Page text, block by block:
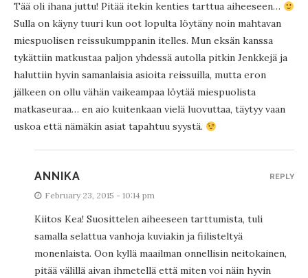
Tää oli ihana juttu! Pitää itekin kenties tarttua aiheeseen…
Sulla on käyny tuuri kun oot lopulta löytäny noin mahtavan
miespuolisen reissukumppanin itelles. Mun eksän kanssa
tykättiin matkustaa paljon yhdessä autolla pitkin Jenkkejä ja
haluttiin hyvin samanlaisia asioita reissuilla, mutta eron
jälkeen on ollu vähän vaikeampaa löytää miespuolista
matkaseuraa… en aio kuitenkaan vielä luovuttaa, täytyy vaan
uskoa että nämäkin asiat tapahtuu syystä.
ANNIKA
February 23, 2015 - 10:14 pm
Kiitos Kea! Suosittelen aiheeseen tarttumista, tuli
samalla selattua vanhoja kuviakin ja fiilisteltyä
monenlaista. Oon kyllä maailman onnellisin neitokainen,
pitää välillä aivan ihmetellä että miten voi näin hyvin
REPLY